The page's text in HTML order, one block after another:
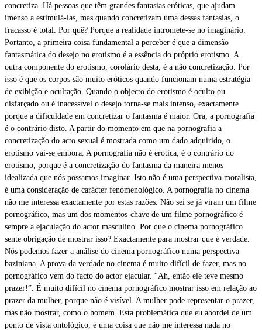
concretiza. Há pessoas que têm grandes fantasias eróticas, que ajudam
imenso a estimulá-las, mas quando concretizam uma dessas fantasias, o
fracasso é total. Por quê? Porque a realidade intromete-se no imaginário.
Portanto, a primeira coisa fundamental a perceber é que a dimensão
fantasmática do desejo no erotismo é a essência do próprio erotismo. A
outra componente do erotismo, corolário desta, é a não concretização. Por
isso é que os corpos são muito eróticos quando funcionam numa estratégia
de exibição e ocultação. Quando o objecto do erotismo é oculto ou
disfarçado ou é inacessível o desejo torna-se mais intenso, exactamente
porque a dificuldade em concretizar o fantasma é maior. Ora, a pornografia
é o contrário disto. A partir do momento em que na pornografia a
concretização do acto sexual é mostrada como um dado adquirido, o
erotismo vai-se embora. A pornografia não é erótica, é o contrário do
erotismo, porque é a concretização do fantasma da maneira menos
idealizada que nós possamos imaginar. Isto não é uma perspectiva moralista,
é uma consideração de carácter fenomenológico. A pornografia no cinema
não me interessa exactamente por estas razões. Não sei se já viram um filme
pornográfico, mas um dos momentos-chave de um filme pornográfico é
sempre a ejaculação do actor masculino. Por que o cinema pornográfico
sente obrigação de mostrar isso? Exactamente para mostrar que é verdade.
Nós podemos fazer a análise do cinema pornográfico numa perspectiva
baziniana. A prova da verdade no cinema é muito difícil de fazer, mas no
pornográfico vem do facto do actor ejacular. “Ah, então ele teve mesmo
prazer!”. É muito difícil no cinema pornográfico mostrar isso em relação ao
prazer da mulher, porque não é visível. A mulher pode representar o prazer,
mas não mostrar, como o homem. Esta problemática que eu abordei de um
ponto de vista ontológico, é uma coisa que não me interessa nada no